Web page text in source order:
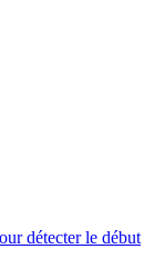
détecter le début